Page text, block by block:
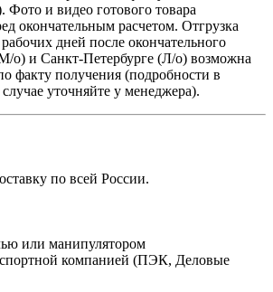
Фото и видео готового товара
окончательным расчетом. Отгрузка
рабочих дней после окончательного
о) и Санкт-Петербурге (Л/о) возможна
факту получения (подробности в
уточняйте у менеджера).
по всей России.
или манипулятором
компанией (ПЭК, Деловые